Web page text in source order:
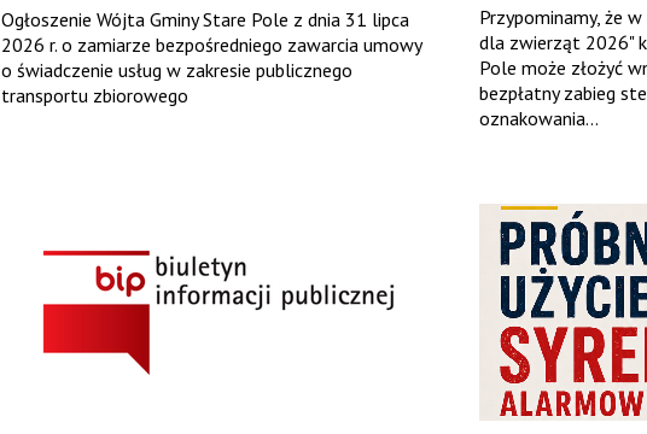
I
Ogłoszenie Wójta Gminy Stare Pole z dnia 31 lipca
2026 r. o zamiarze bezpośredniego zawarcia umowy
o świadczenie usług w zakresie publicznego
transportu zbiorowego
Przypominamy, że
dla zwierząt 2026"
Pole może złożyć
bezpłatny zabieg
oznakowania...